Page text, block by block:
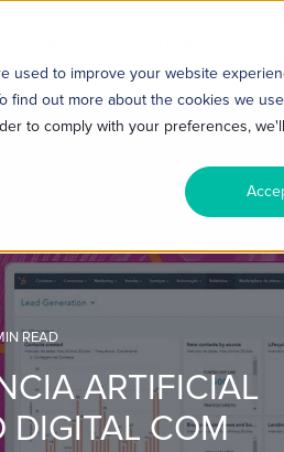
used to improve your website
out more about the cookies we
to comply with your preferences,
READ
ARTIFICIAL
DIGITAL COM